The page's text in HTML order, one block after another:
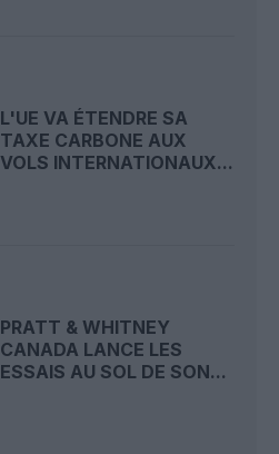
L'UE VA ÉTENDRE SA
TAXE CARBONE AUX
VOLS INTERNATIONAUX...
PRATT & WHITNEY
CANADA LANCE LES
ESSAIS AU SOL DE SON...